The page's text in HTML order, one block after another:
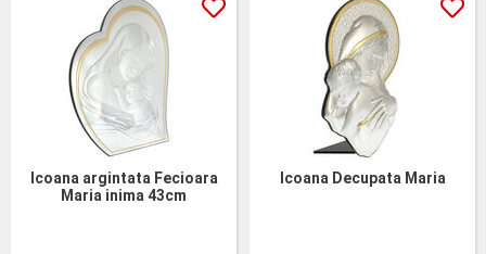
Icoana argintata Fecioara
Maria inima 43cm
Icoana Decupata Maria